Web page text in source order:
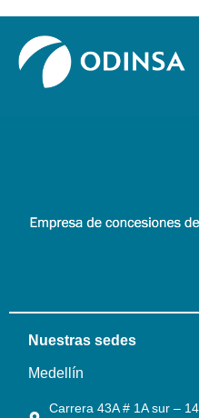
Nuestras sedes
Medellín
Carrera 43A # 1A sur –